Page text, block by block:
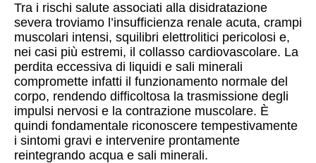
Tra i rischi salute associati alla disidratazione
severa troviamo l’insufficienza renale acuta, crampi
muscolari intensi, squilibri elettrolitici pericolosi e,
nei casi più estremi, il collasso cardiovascolare. La
perdita eccessiva di liquidi e sali minerali
compromette infatti il funzionamento normale del
corpo, rendendo difficoltosa la trasmissione degli
impulsi nervosi e la contrazione muscolare. È
quindi fondamentale riconoscere tempestivamente
i sintomi gravi e intervenire prontamente
reintegrando acqua e sali minerali.